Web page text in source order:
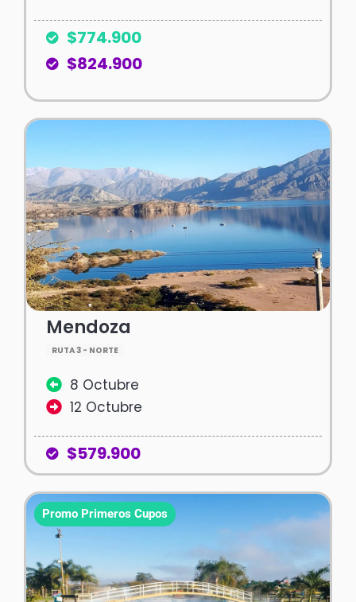
$774.900
$824.900
Mendoza
RUTA 3 - NORTE
8 Octubre
12 Octubre
$579.900
Promo Primeros Cupos